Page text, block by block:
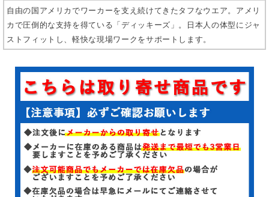
自由の国アメリカでワーカーを支え続けてきたタフなウエア。アメリ
カで圧倒的な支持を得ている「ディッキーズ」。日本人の体型にジャ
ストフィットし、軽快な現場ワークをサポートします。